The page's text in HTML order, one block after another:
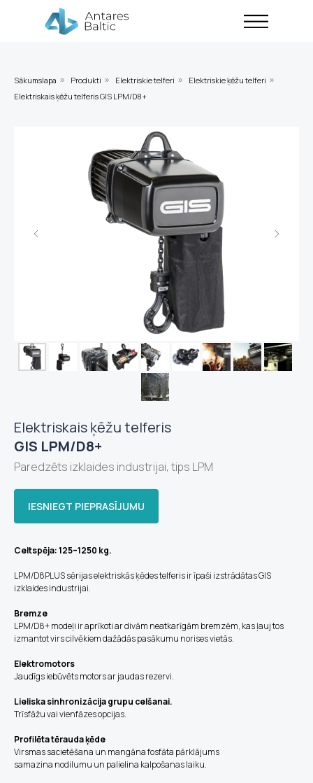
Sākumslapa » Produkti » Elektriskie telferi » Elektriskie ķēžu telferi »
Elektriskais ķēžu telferis GIS LPM/D8+
Elektriskais ķēžu telferis
GIS LPM/D8+
Paredzēts izklaides industrijai, tips LPM
IESNIEGT PIEPRASĪJUMU
Celtspēja: 125–1250 kg.
LPM/D8PLUS sērijas elektriskās ķēdes telferis ir īpaši izstrādātas GIS
izklaides industrijai.
Bremze
LPM/D8+ modeļi ir aprīkoti ar divām neatkarīgām bremzēm, kas ļauj tos
izmantot virs cilvēkiem dažādās pasākumu norises vietās.
Elektromotors
Jaudīgs iebūvēts motors ar jaudas rezervi.
Lieliska sinhronizācija grupu celšanai.
Trīsfāžu vai vienfāzes opcijas.
Profilēta tērauda ķēde
Virsmas sacietēšana un mangāna fosfāta pārklājums
samazina nodilumu un palielina kalpošanas laiku.